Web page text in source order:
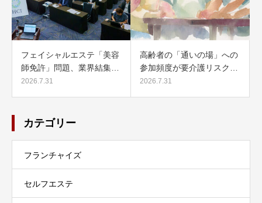
フェイシャルエステ「美容
師免許」問題、業界結集…
2026.7.31
高齢者の「通いの場」への
参加頻度が要介護リスク…
2026.7.31
カテゴリー
フランチャイズ
セルフエステ